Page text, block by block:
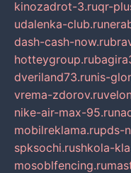
kinozadrot-3.ruqr-
udalenka-club.ru
dash-cash-now.ru
hotteygroup.ru
dveriland73.runis-
vrema-zdorov.ru
nike-air-max-95.ru
mobilreklama.rupds-
spksochi.rushkola-
mosoblfencing.ru